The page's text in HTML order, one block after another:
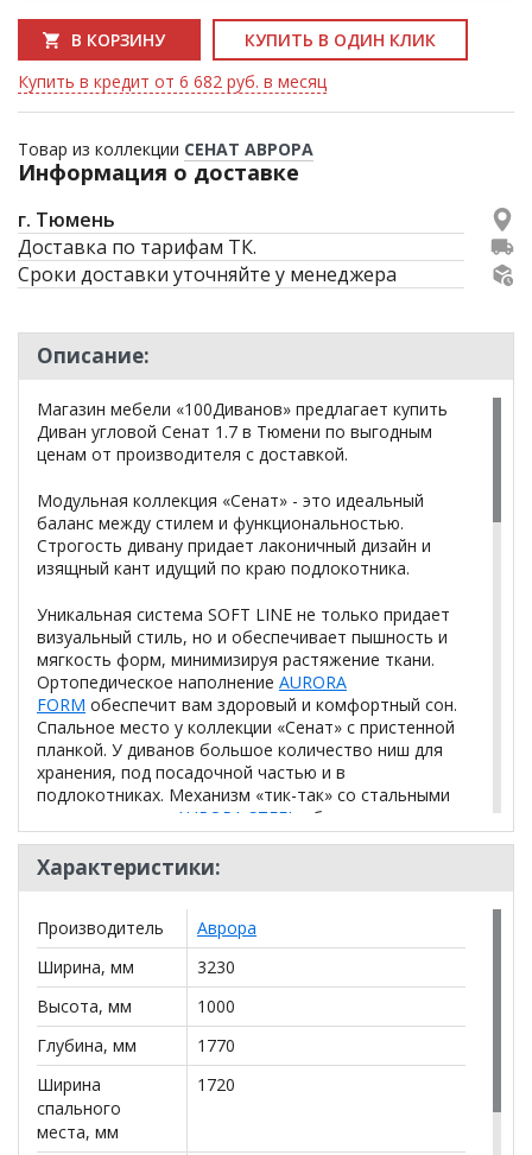
В КОРЗИНУ
КУПИТЬ В ОДИН КЛИК
Купить в кредит от 6 682 руб. в месяц
Товар из коллекции СЕНАТ АВРОРА
Информация о доставке
г. Тюмень
Доставка по тарифам ТК.
Сроки доставки уточняйте у менеджера
Описание:
Магазин мебели «100Диванов» предлагает купить
Диван угловой Сенат 1.7 в Тюмени по выгодным
ценам от производителя с доставкой.
Модульная коллекция «Сенат» - это идеальный
баланс между стилем и функциональностью.
Строгость дивану придает лаконичный дизайн и
изящный кант идущий по краю подлокотника.
Уникальная система SOFT LINE не только придает
визуальный стиль, но и обеспечивает пышность и
мягкость форм, минимизируя растяжение ткани.
Ортопедическое наполнение AURORA
FORM обеспечит вам здоровый и комфортный сон.
Спальное место у коллекции «Сенат» с пристенной
планкой. У диванов большое количество ниш для
хранения, под посадочной частью и в
подлокотниках. Механизм «тик-так» со стальными
AURORA STEEL
обеспечит легкую и
надежную раскладку дивана.
Механизм Тик-так
Наполнение
Независимый пружинный блок
(НПБ)
Каркас
Сухой калиброванный брусок
Общие
габариты
дивана (Ш * Г
* В)
3230 × 1770 × 1000
Характеристики:
Производитель
Аврора
Ширина, мм
3230
Высота, мм
1000
Глубина, мм
1770
Ширина
спального
места, мм
1720